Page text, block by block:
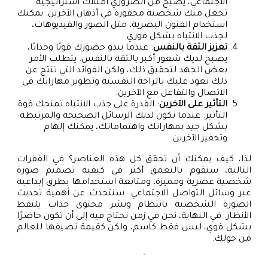
الاجتماعي، يصبح من الضروري امتلاك استراتيجية
تجعل منك شخصية محفورة في أذهان الآخرين. يمكنك
استخدام الفنون البصرية، مثل الصور والفيديوهات،
لجذب الانتباه بشكل فوري.
تعزيز الثقة بالنفس: عندما يبدو حضورك قويًا وجذابًا،
يصبح لديك شعور أكبر بالثقة بالنفس. يتطلب الأمر
بعض الجهد لتحقيق ذلك، ولكن الفوائد التي تنتج عن
ذلك تعود عليك بالراحة النفسية وتطوير مهاراتك في
الاتصال والتفاعل مع الآخرين.
التأثير على الآخرين: القدرة على جذب الانتباه تمنحك قوة
التأثير. عندما تكون لديك الرسائل الصحيحة والمرتبطة
بشكل جيد بمهاراتك واهتماماتك، يمكنك إلهام
وتحفيز الآخرين.
لذا، كيف يمكنك أن تحقق كل هذه العناصر؟ في الفقرات
التالية، سنقوم بالتعمق أكثر في كيفية تصميم صورة
شخصية عصرية ومميزة، ومتابعة استخدامها بطرق إبداعية
عبر وسائل التواصل الاجتماعي. سنتحدث عن أهمية تحديث
الصورة الشخصية بانتظام ونشر محتوى جذاب يلتقط
الأنظار. في النهاية، نحن في زمن تحتاج فيه إلى أن تكون حاضرًا
بشكل قوي، ليس فقط كاسم، ولكن كقيمة تضيفها للعالم
من حولك.